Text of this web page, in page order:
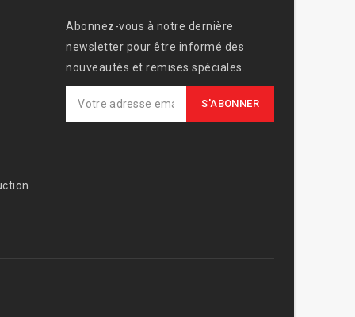
Abonnez-vous à notre dernière
newsletter pour être informé des
nouveautés et remises spéciales.